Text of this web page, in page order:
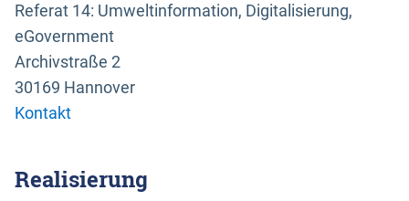
Referat 14: Umweltinformation, Digitalisierung,
eGovernment
Archivstraße 2
30169 Hannover
Kontakt
Realisierung